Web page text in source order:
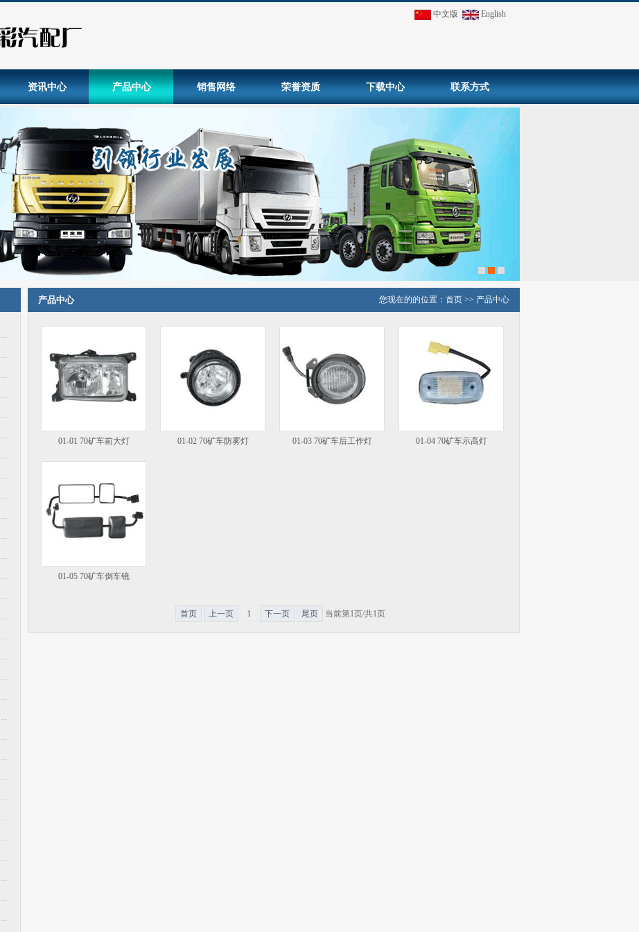
中文版 English
资讯中心 产品中心 销售网络 荣誉资质 下载中心 联系方式
您现在的的位置： 首页 >> 产品中心
产品中心
01-01 70矿车前大灯 01-02 70矿车防雾灯 01-03 70矿车后工作灯 01-04 70矿车示高灯
01-05 70矿车倒车镜
首页 上一页 1 下一页 尾页 当前第1页/共1页